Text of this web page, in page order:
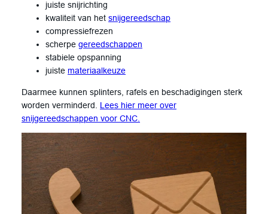
juiste snijrichting
kwaliteit van het snijgereedschap
compressiefrezen
scherpe gereedschappen
stabiele opspanning
juiste materiaalkeuze
Daarmee kunnen splinters, rafels en beschadigingen sterk
worden verminderd. Lees hier meer over
snijgereedschappen voor CNC.